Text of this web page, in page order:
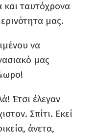
και ταυτόχρονα
μας.
να
μας
! Έτσι έλεγαν
. Σπίτι. Εκεί
άνετα,